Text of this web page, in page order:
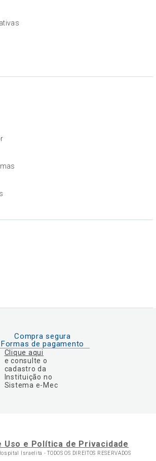
Compra segura
Formas de pagamento
Clique aqui
e consulte o
cadastro da
Instituição no
Sistema e-Mec
Uso e Política de Privacidade
Israelita -TODOS OS DIREITOS RESERVADOS